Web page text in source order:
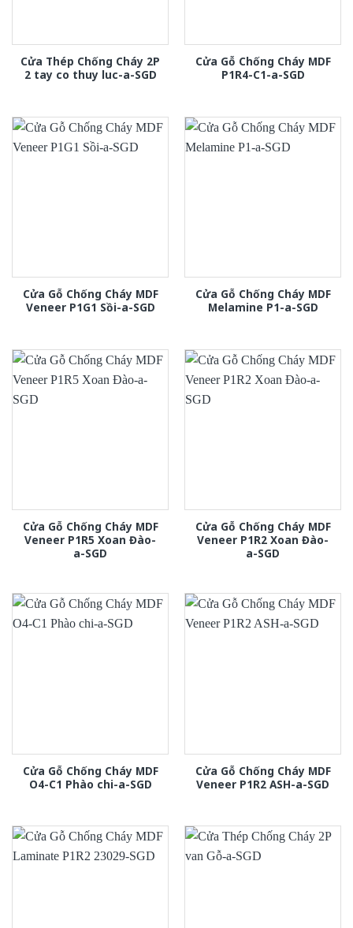
Cửa Thép Chống Cháy 2P
2 tay co thuy luc-a-SGD
Cửa Gỗ Chống Cháy MDF
P1R4-C1-a-SGD
Cửa Gỗ Chống Cháy MDF
Veneer P1G1 Sồi-a-SGD
Cửa Gỗ Chống Cháy MDF
Melamine P1-a-SGD
Cửa Gỗ Chống Cháy MDF
Veneer P1R5 Xoan Đào-
a-SGD
Cửa Gỗ Chống Cháy MDF
Veneer P1R2 Xoan Đào-
a-SGD
Cửa Gỗ Chống Cháy MDF
O4-C1 Phào chi-a-SGD
Cửa Gỗ Chống Cháy MDF
Veneer P1R2 ASH-a-SGD